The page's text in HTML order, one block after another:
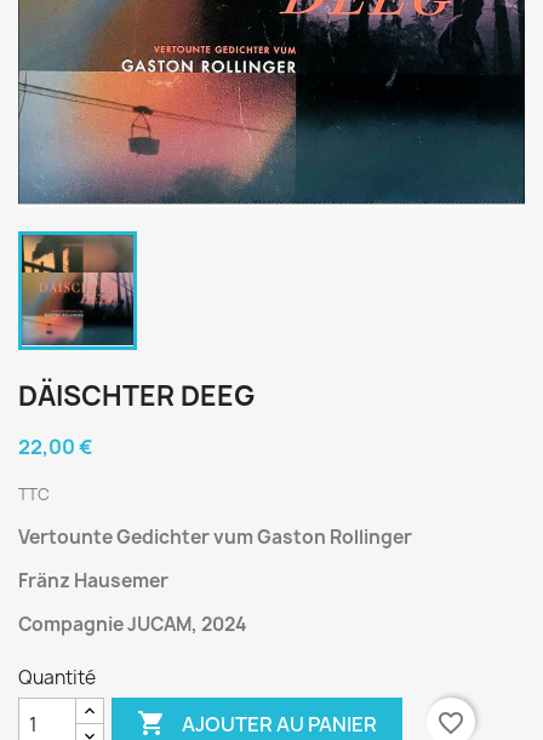
DÄISCHTER DEEG
22,00 €
TTC
Vertounte Gedichter vum Gaston Rollinger
Fränz Hausemer
Compagnie JUCAM, 2024
Quantité
 AJOUTER AU PANIER favorite_border